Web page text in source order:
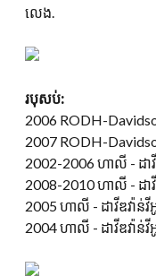
លេង.
របុសប់:
2006 RODH-
2007 RODH-
2002-2006 ហាលី - ដាវី
2008-2010 ហាលី - ដាវី
2005 ហាលី - ដាវីឌវ៉ាន់វី
2004 ហាលី - ដាវីឌវ៉ាន់វី